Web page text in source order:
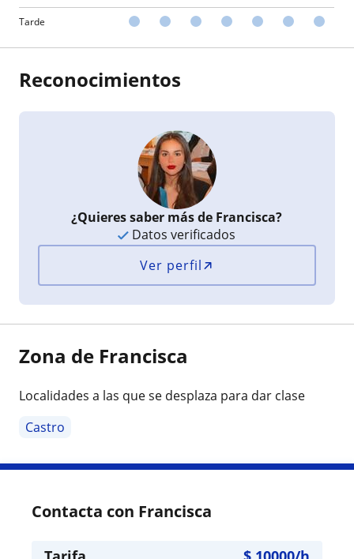
Tarde
Reconocimientos
¿Quieres saber más de Francisca?
Datos verificados
Ver perfil
Zona de Francisca
Localidades a las que se desplaza para dar clase
Castro
Contacta con Francisca